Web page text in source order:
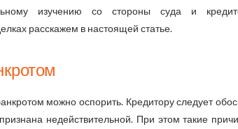
изучению со стороны суда и
расскажем в настоящей статье.
можно оспорить. Кредитору следует
недействительной. При этом такие